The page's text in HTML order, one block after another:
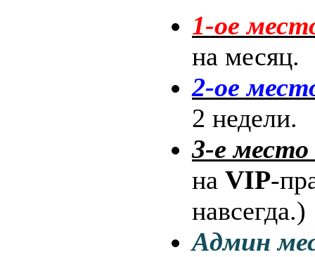
1-ое
на месяц.
2-ое
2 недели.
3-е
на VIP-
навсегда.)
Админ